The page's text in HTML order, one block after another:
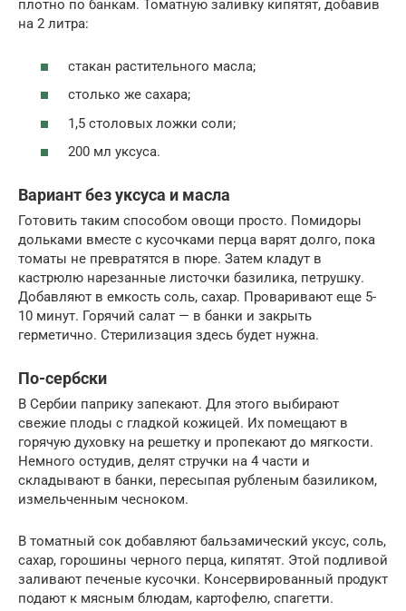
плотно по банкам. Томатную заливку кипятят, добавив
на 2 литра:
стакан растительного масла;
столько же сахара;
1,5 столовых ложки соли;
200 мл уксуса.
Вариант без уксуса и масла
Готовить таким способом овощи просто. Помидоры
дольками вместе с кусочками перца варят долго, пока
томаты не превратятся в пюре. Затем кладут в
кастрюлю нарезанные листочки базилика, петрушку.
Добавляют в емкость соль, сахар. Проваривают еще 5-
10 минут. Горячий салат — в банки и закрыть
герметично. Стерилизация здесь будет нужна.
По-сербски
В Сербии паприку запекают. Для этого выбирают
свежие плоды с гладкой кожицей. Их помещают в
горячую духовку на решетку и пропекают до мягкости.
Немного остудив, делят стручки на 4 части и
складывают в банки, пересыпая рубленым базиликом,
измельченным чесноком.
В томатный сок добавляют бальзамический уксус, соль,
сахар, горошины черного перца, кипятят. Этой подливой
заливают печеные кусочки. Консервированный продукт
подают к мясным блюдам, картофелю, спагетти.